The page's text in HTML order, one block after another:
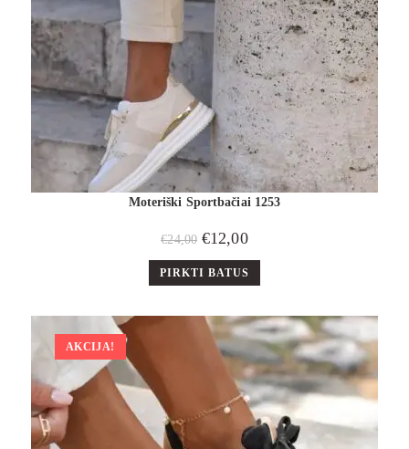
Moteriški Sportbačiai 1253
€24,00 €12,00
PIRKTI BATUS
AKCIJA!